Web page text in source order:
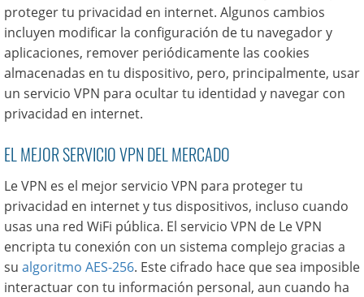
proteger tu privacidad en internet. Algunos cambios
incluyen modificar la configuración de tu navegador y
aplicaciones, remover periódicamente las cookies
almacenadas en tu dispositivo, pero, principalmente, usar
un servicio VPN para ocultar tu identidad y navegar con
privacidad en internet.
EL MEJOR SERVICIO VPN DEL MERCADO
Le VPN es el mejor servicio VPN para proteger tu
privacidad en internet y tus dispositivos, incluso cuando
usas una red WiFi pública. El servicio VPN de Le VPN
encripta tu conexión con un sistema complejo gracias a
su algoritmo AES-256. Este cifrado hace que sea imposible
interactuar con tu información personal, aun cuando ha